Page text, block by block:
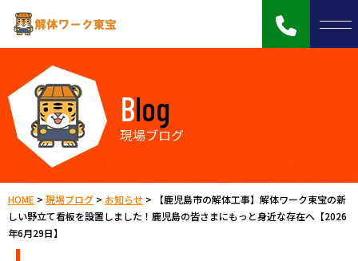
Blog
現場ブログ
HOME > 現場ブログ > お知らせ >
【鹿児島市の解体工事】解体ワーク東宝の新
しい野立て看板を設置しました！鹿児島の皆さまにもっと身近な存在へ【2026
年6月29日】